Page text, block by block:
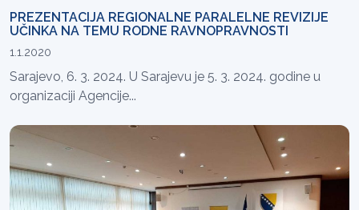
PREZENTACIJA REGIONALNE PARALELNE REVIZIJE
UČINKA NA TEMU RODNE RAVNOPRAVNOSTI
1.1.2020
Sarajevo, 6. 3. 2024. U Sarajevu je 5. 3. 2024. godine u
organizaciji Agencije...